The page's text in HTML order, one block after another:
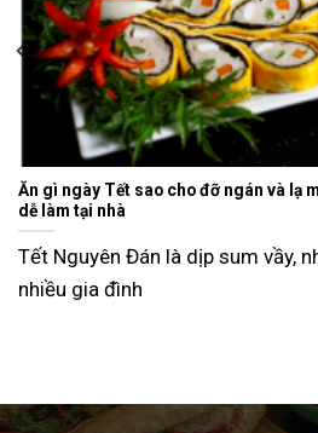
Ăn gì ngày Tết sao cho đỡ ngán và lạ
dễ làm tại nhà
Tết Nguyên Đán là dịp sum vầy,
nhiều gia đình